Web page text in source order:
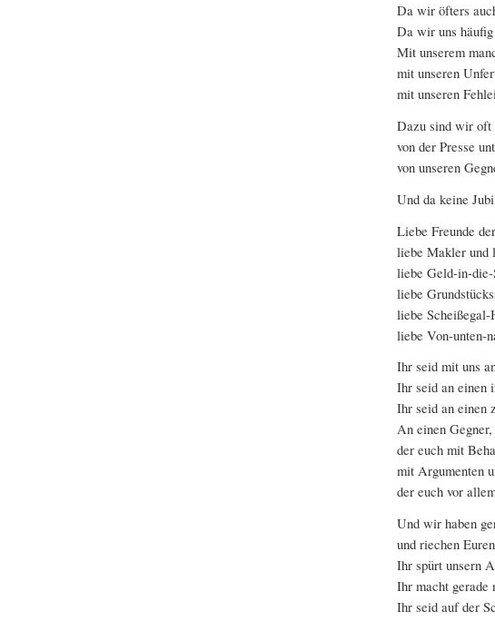
Da wir öfters
Da wir uns
Mit unserem
mit unseren
mit unseren
Dazu sind wir oft
von der Presse
von unseren
Und da keine
Liebe Freunde
liebe Makler und
liebe Geld-in-
liebe
liebe
liebe Von-unten-
Ihr seid mit uns
Ihr seid an einen
Ihr seid an einen
An einen
der euch mit
mit Argumenten
der euch vor
Und wir haben
und riechen
Ihr spürt unsern
Ihr macht gerade
Ihr seid auf der